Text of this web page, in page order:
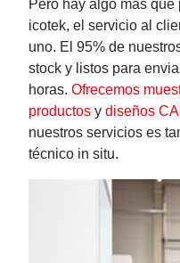
Pero hay algo más
icotek, el servicio al
uno. El 95% de
stock y listos para
horas. Ofrecemos
productos y diseños
nuestros servicios es
técnico in situ.